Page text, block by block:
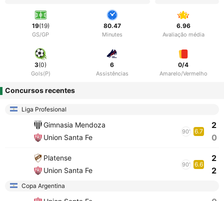
19(19)
GS/GP
80.47
Minutes
6.96
Avaliação média
3(0)
Gols(P)
6
Assistências
0/4
Amarelo/Vermelho
Concursos recentes
Liga Profesional
Gimnasia Mendoza
Union Santa Fe
90' 6.7
2
0
Platense
Union Santa Fe
90' 6.6
2
2
Copa Argentina